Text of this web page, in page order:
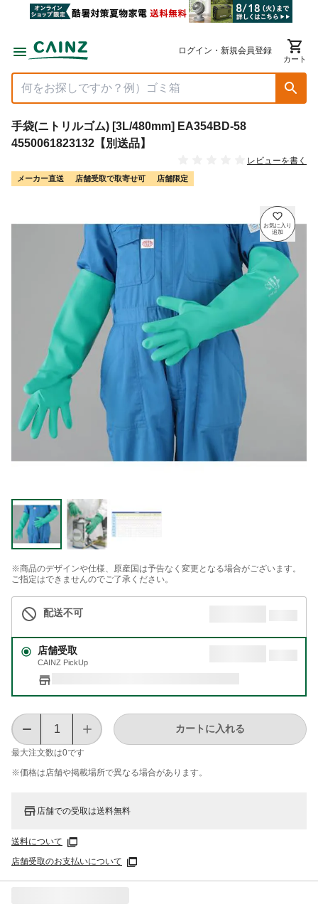
ログイン・新規会員登録
カート
手袋(ニトリルゴム) [3L/480mm] EA354BD-58
4550061823132【別送品】
レビューを書く
メーカー直送 店舗受取で取寄せ可 店舗限定
※商品のデザインや仕様、原産国は予告なく変更となる場合がございます。
ご指定はできませんのでご了承ください。
配送不可
店舗受取
CAINZ PickUp
最大注文数は0です
カートに入れる
※価格は​店舗や​掲載場所で​異なる​場合が​あります。
店舗での受取は送料無料
送料について
店舗受取のお支払いについて